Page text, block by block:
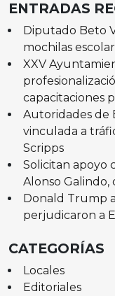
ENTRADAS
Diputado Beto
mochilas
XXV
capacitaciones
Autoridades de
vinculada a
Scripps
Solicitan apoyo
Alonso Galindo,
Donald Trump
perjudicaron a
CATEGORÍAS
Locales
Editoriales